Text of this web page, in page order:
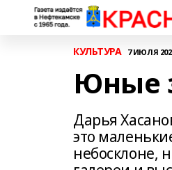
КУЛЬТУРА 7 ИЮЛЯ
Юные
Дарья
это
небосклоне,